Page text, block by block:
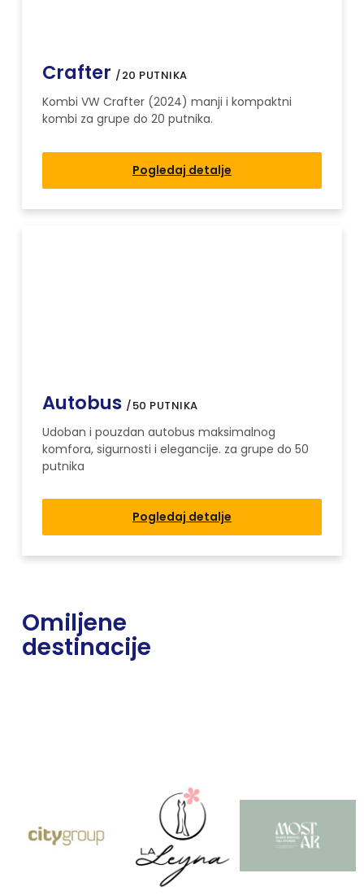
Crafter /20 PUTNIKA
Kombi VW Crafter (2024) manji i kompaktni
kombi za grupe do 20 putnika.
Pogledaj detalje
Autobus /50 PUTNIKA
Udoban i pouzdan autobus maksimalnog
komfora, sigurnosti i elegancije. za grupe do 50
putnika
Pogledaj detalje
Omiljene
destinacije